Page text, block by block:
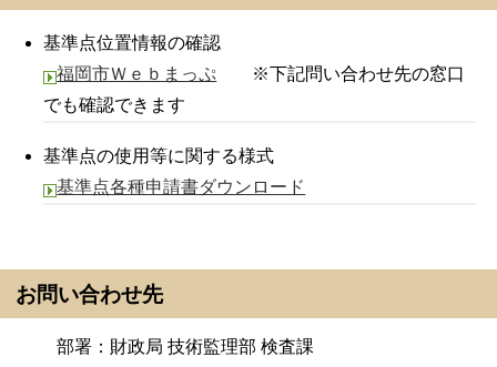
基準点位置情報の確認
福岡市Ｗｅｂまっぷ ※下記問い合わせ先の窓口
でも確認できます
基準点の使用等に関する様式
基準点各種申請書ダウンロード
お問い合わせ先
部署：財政局 技術監理部 検査課